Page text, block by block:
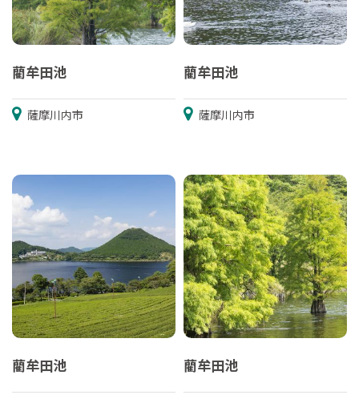
藺牟田池
薩摩川内市
藺牟田池
薩摩川内市
藺牟田池 藺牟田池